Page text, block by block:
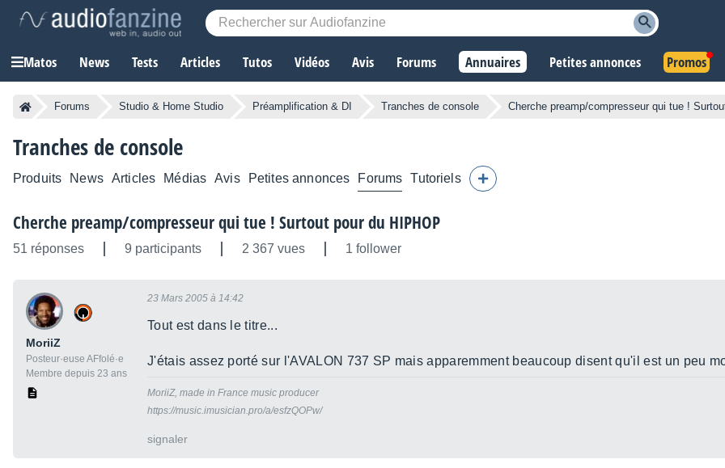
Matos News Tests Articles Tutos Vidéos Avis Forums Annuaires Petites annonces Promos
Forums Studio & Home Studio Préamplification & DI Tranches de console Cherche preamp/compresseur qui tue !
Tranches de console
Produits News Articles Médias Avis Petites annonces Forums Tutoriels
Cherche preamp/compresseur qui tue ! Surtout pour du HIPHOP
51 réponses 9 participants 2 367 vues 1 follower
MoriiZ
Posteur·euse AFfolé·e
Membre depuis 23 ans
23 Mars 2005 à 14:42
Tout est dans le titre...
J'étais assez porté sur l'AVALON 737 SP mais apparemment beaucoup disent qu'il est un peu
MoriiZ, made in France music producer
https://music.imusician.pro/a/esfzQOPw/
signaler